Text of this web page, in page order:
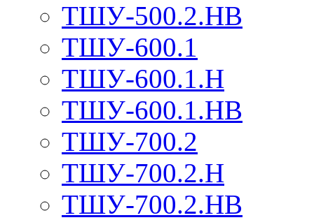
ТШУ-500.2.НВ
ТШУ-600.1
ТШУ-600.1.Н
ТШУ-600.1.НВ
ТШУ-700.2
ТШУ-700.2.Н
ТШУ-700.2.НВ